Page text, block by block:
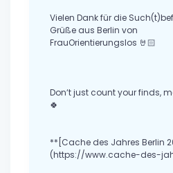
Vielen Dank für die
Grüße aus Berlin von
FrauOrientierungslos 🤘🏻
Don‘t just count your finds,
🍀
**[Cache des Jahres Berlin
(https://www.cache-des-